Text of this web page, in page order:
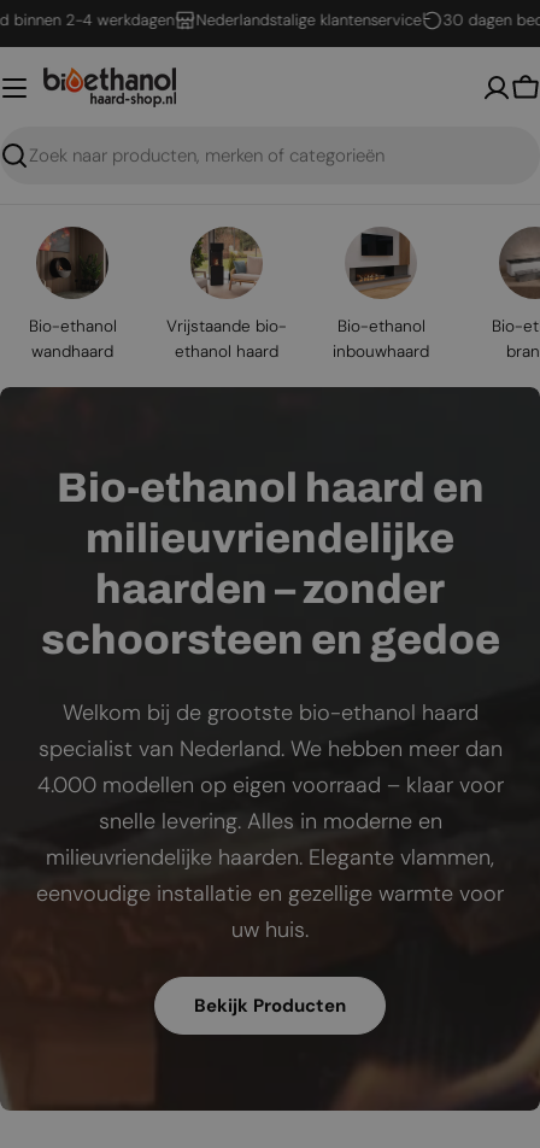
Ga
naar
inhoud
2-4 werkdagen Nederlandstalige klantenservice 30 dagen
Zoeken
Bio-ethanol
wandhaard
Vrijstaande bio-
ethanol haard
Bio-ethanol
inbouwhaard
Bio-
Bio-ethanol haard en
milieuvriendelijke
haarden – zonder
schoorsteen en gedoe
Welkom bij de grootste bio-ethanol haard
specialist van Nederland. We hebben meer dan
4.000 modellen op eigen voorraad – klaar voor
snelle levering. Alles in moderne en
milieuvriendelijke haarden. Elegante vlammen,
eenvoudige installatie en gezellige warmte voor
uw huis.
Bekijk Producten